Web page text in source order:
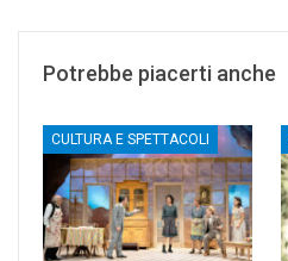
Potrebbe piacerti anche
CULTURA E SPETTACOLI